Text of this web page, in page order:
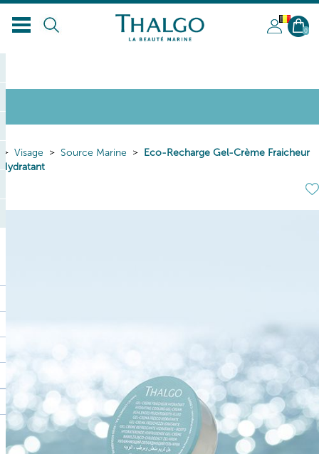
BL
0
Visage Source Marine
Eco-Recharge Gel-Crème Fraicheur
Hydratant